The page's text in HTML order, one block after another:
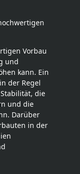
Vorbau
und
kann. Ein
der Regel
die
und die
Darüber
in der